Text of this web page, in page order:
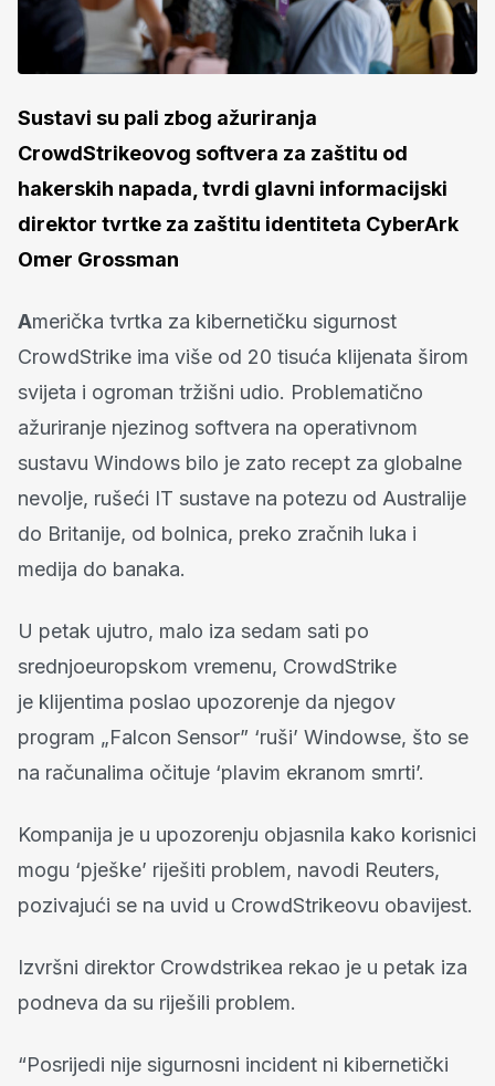
Sustavi su pali zbog ažuriranja
CrowdStrikeovog softvera za zaštitu od
hakerskih napada, tvrdi glavni informacijski
direktor tvrtke za zaštitu identiteta CyberArk
Omer Grossman
Američka tvrtka za kibernetičku sigurnost
CrowdStrike ima više od 20 tisuća klijenata širom
svijeta i ogroman tržišni udio. Problematično
ažuriranje njezinog softvera na operativnom
sustavu Windows bilo je zato recept za globalne
nevolje, rušeći IT sustave na potezu od Australije
do Britanije, od bolnica, preko zračnih luka i
medija do banaka.
U petak ujutro, malo iza sedam sati po
srednjoeuropskom vremenu, CrowdStrike
je klijentima poslao upozorenje da njegov
program „Falcon Sensor” ‘ruši’ Windowse, što se
na računalima očituje ‘plavim ekranom smrti’.
Kompanija je u upozorenju objasnila kako korisnici
mogu ‘pješke’ riješiti problem, navodi Reuters,
pozivajući se na uvid u CrowdStrikeovu obavijest.
Izvršni direktor Crowdstrikea rekao je u petak iza
podneva da su riješili problem.
“Posrijedi nije sigurnosni incident ni kibernetički